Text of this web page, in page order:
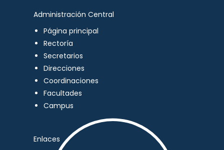
Administración Central
Página principal
Rectoría
Secretarios
Direcciones
Coordinaciones
Facultades
Campus
Enlaces